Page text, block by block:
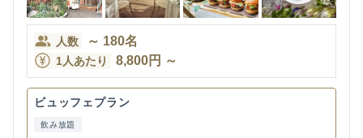
人数 ～ 180名
1人あたり 8,800円 ～
ビュッフェプラン
飲み放題